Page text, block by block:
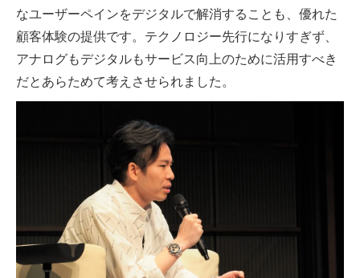
なユーザーペインをデジタルで解消することも、優れた
顧客体験の提供です。テクノロジー先行になりすぎず、
アナログもデジタルもサービス向上のために活用すべき
だとあらためて考えさせられました。